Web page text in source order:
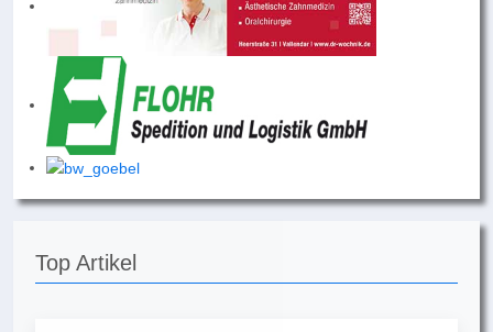
Samstag, 29. November 2025
Keine Termine
Top Artikel